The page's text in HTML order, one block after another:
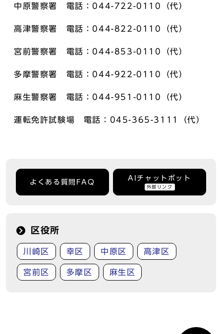
中原警察署 電話：044-722-0110（代）
高津警察署 電話：044-822-0110（代）
宮前警察署 電話：044-853-0110（代）
多摩警察署 電話：044-922-0110（代）
麻生警察署 電話：044-951-0110（代）
運転免許試験場 電話：045-365-3111（代）
よくある質問FAQ
AIチャットボット
外部リンク
区役所
川崎区 幸区 中原区 高津区
宮前区 多摩区 麻生区